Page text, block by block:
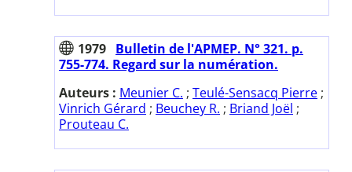
1979 Bulletin de l'APMEP. N° 321. p.
755-774. Regard sur la numération.
Auteurs : Meunier C. ; Teulé-Sensacq Pierre ;
Vinrich Gérard ; Beuchey R. ; Briand Joël ;
Prouteau C.